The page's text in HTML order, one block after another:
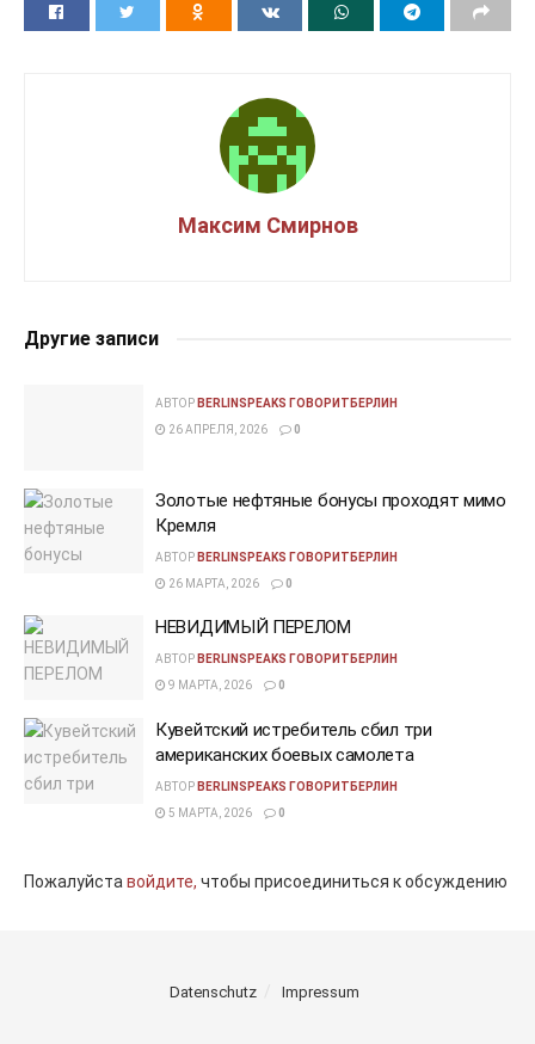
Максим Смирнов
Другие записи
АВТОР BERLINSPEAKS ГОВОРИТБЕРЛИН
26 АПРЕЛЯ, 2026
0
Золотые нефтяные бонусы проходят мимо
Кремля
АВТОР BERLINSPEAKS ГОВОРИТБЕРЛИН
26 МАРТА, 2026
0
НЕВИДИМЫЙ ПЕРЕЛОМ
АВТОР BERLINSPEAKS ГОВОРИТБЕРЛИН
9 МАРТА, 2026
0
Кувейтский истребитель сбил три
американских боевых самолета
АВТОР BERLINSPEAKS ГОВОРИТБЕРЛИН
5 МАРТА, 2026
0
Пожалуйставойдите, чтобы присоединиться к обсуждению
Datenschutz Impressum